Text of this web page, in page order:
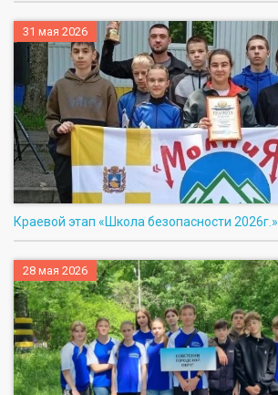
31 мая 2026
Краевой этап «Школа безопасности 2026г.»
28 мая 2026